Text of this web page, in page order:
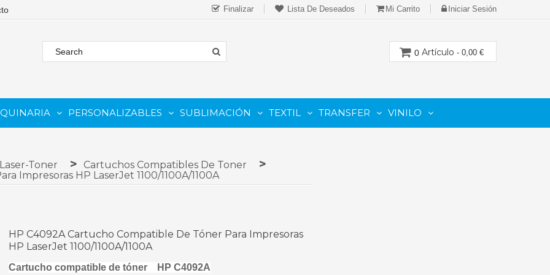
Finalizar Lista De Deseados Mi Carrito Iniciar Sesión
Artículo - 0,00 €
0
PERSONALIZABLES SUBLIMACIÓN TEXTIL TRANSFER VINILO
Toner
Cartuchos Compatibles De Toner
Impresoras HP LaserJet 1100/1100A/1100A
HP C4092A Cartucho Compatible De Tóner Para Impresoras
HP LaserJet 1100/1100A/1100A
Cartucho compatible de tóner HP C4092A